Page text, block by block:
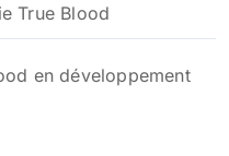
True Blood
en développement